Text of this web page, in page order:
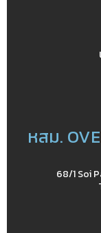
หสม.
68/1 Soi